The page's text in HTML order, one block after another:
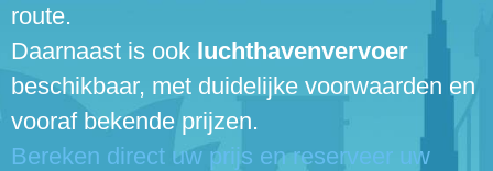
route.
Daarnaast is ook luchthavenvervoer
beschikbaar, met duidelijke voorwaarden en
vooraf bekende prijzen.
Bereken direct uw prijs en reserveer uw